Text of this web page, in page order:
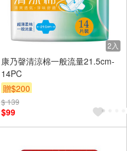
2入
康乃韾清涼棉一般流量21.5cm-
14PC
贈$200
$ 139
$99